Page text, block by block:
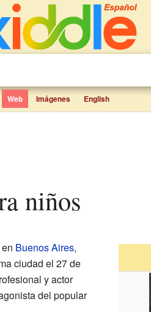
Web Imágenes English
niños
Buenos Aires,
ciudad el 27 de
y actor
del popular